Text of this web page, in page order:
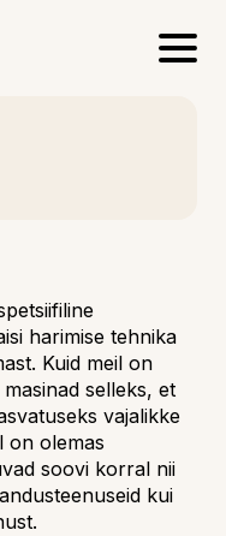
harimise tehnika
Kuid meil on
selleks, et
vajalikke
on olemas
soovi korral nii
kui